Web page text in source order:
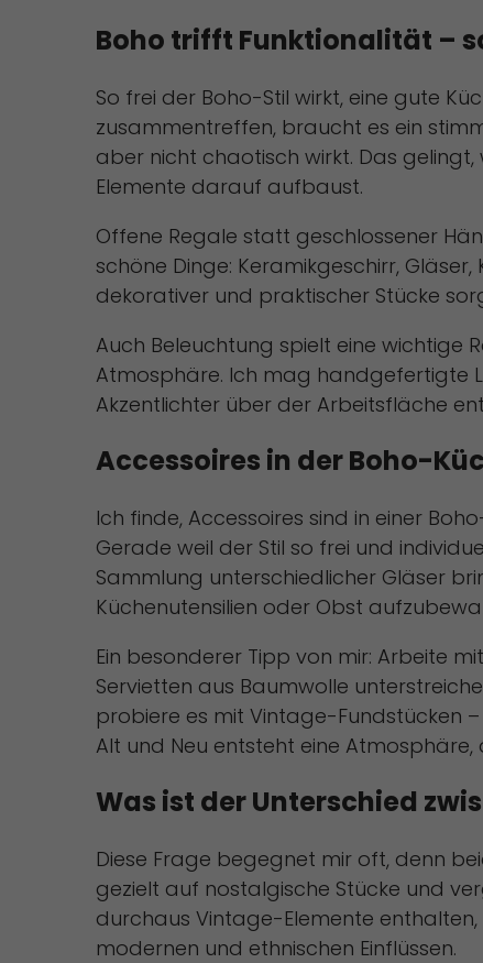
Boho trifft Funktionalität –
So frei der Boho-Stil wirkt, eine gute
zusammentreffen, braucht es ein
aber nicht chaotisch wirkt. Das
Elemente darauf aufbaust.
Offene Regale statt geschlossener
schöne Dinge: Keramikgeschirr,
dekorativer und praktischer Stücke
Auch Beleuchtung spielt eine wichtige
Atmosphäre. Ich mag handgefertigte
Akzentlichter über der Arbeitsfläche
Accessoires in der Boho-
Ich finde, Accessoires sind in einer
Gerade weil der Stil so frei und
Sammlung unterschiedlicher Gläser
Küchenutensilien oder Obst
Ein besonderer Tipp von mir: Arbeite
Servietten aus Baumwolle
probiere es mit Vintage-Fundstücken
Alt und Neu entsteht eine
Was ist der Unterschied
Diese Frage begegnet mir oft, denn
gezielt auf nostalgische Stücke und
durchaus Vintage-Elemente
modernen und ethnischen Einflüssen.